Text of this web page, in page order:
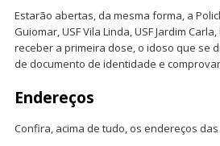
Estarão abertas, da mesma forma, a
Guiomar, USF Vila Linda, USF Jardim
receber a primeira dose, o idoso que se
de documento de identidade e
Endereços
Confira, acima de tudo, os endereços